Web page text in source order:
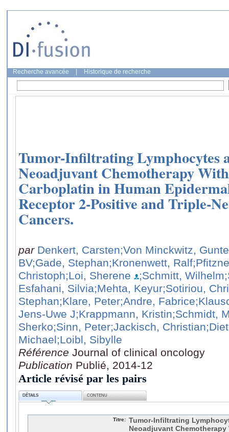
Recherche avancée Historique de recherche
Tumor-Infiltrating Lymphocytes
Neoadjuvant Chemotherapy
Carboplatin in Human
Receptor 2-Positive and Triple-
Cancers.
par Denkert, Carsten;Von Minckwitz,
BV;Gade, Stephan;Kronenwett, Ralf
Christoph;Loi, Sherene ;Schmitt, Wilhelm
Esfahani, Silvia;Mehta, Keyur;Sotiriou,
Stephan;Klare, Peter;Andre, Fabrice
Jens-Uwe J;Krappmann, Kristin;Schmidt,
Sherko;Sinn, Peter;Jackisch, Christian
Michael;Loibl, Sibylle
Référence Journal of clinical oncology
Publication Publié, 2014-12
Article révisé par les pairs
DÉTAILS CONTENU
Titre: Tumor-Infiltrating
Neoadjuvant